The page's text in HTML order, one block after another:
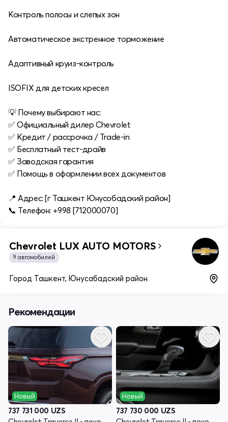
Контроль полосы и слепых зон
Автоматическое экстренное торможение
Адаптивный круиз-контроль
ISOFIX для детских кресел
💡 Почему выбирают нас:
✅ Официальный дилер Chevrolet
✅ Кредит / рассрочка / Trade-in
✅ Бесплатный тест-драйв
✅ Заводская гарантия
✅ Помощь в оформлении всех документов
📍 Адрес: [г Ташкент Юнусобадский район]
📞 Телефон: +998 [712000070]
Chevrolet LUX AUTO MOTORS
9 автомобилей
Город Ташкент, Юнусабадский район
Рекомендации
Новый
737 731 000 UZS
Новый
737 730 000 UZS